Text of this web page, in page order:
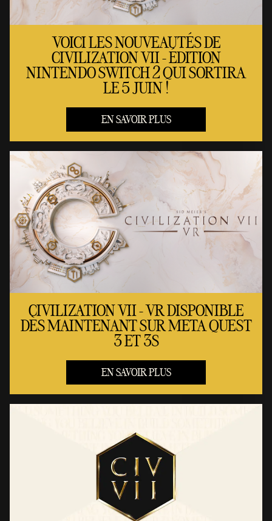
VOICI LES NOUVEAUTÉS DE
CIVILIZATION VII - ÉDITION
NINTENDO SWITCH 2 QUI SORTIRA
LE 5 JUIN !
EN SAVOIR PLUS
CIVILIZATION VII - VR DISPONIBLE
DÈS MAINTENANT SUR META QUEST
3 ET 3S
EN SAVOIR PLUS